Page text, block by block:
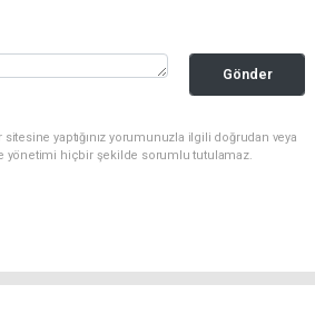
Gönder
yaptığınız yorumunuzla ilgili doğrudan veya
yönetimi hiçbir şekilde sorumlu tutulamaz.